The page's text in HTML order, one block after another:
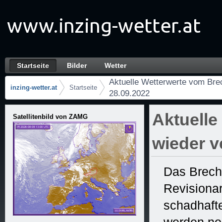
Aktuelle Wetterwerte vom Brechten
Navigation
Startseite Bilder Wetter
Breadcrumbs
inzing-wetter.at Startseite
Aktuelle Wetterwerte vom
28.09.2022
Satellitenbild von ZAMG
Aktuelle
wieder
Das